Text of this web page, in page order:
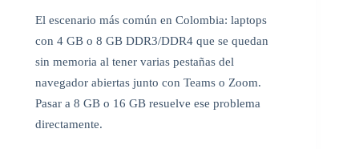
El escenario más común en Colombia: laptops
con 4 GB o 8 GB DDR3/DDR4 que se quedan
sin memoria al tener varias pestañas del
navegador abiertas junto con Teams o Zoom.
Pasar a 8 GB o 16 GB resuelve ese problema
directamente.